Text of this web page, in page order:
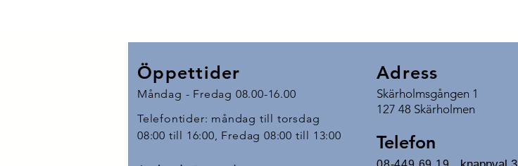
Öppettider
Måndag - Fredag 08.00-16.00
Telefontider: måndag till torsdag
08:00 till 16:00, Fredag 08:00 till 13:00
Adress
Skärholmsgången 1
127 48 Skärholmen
Telefon